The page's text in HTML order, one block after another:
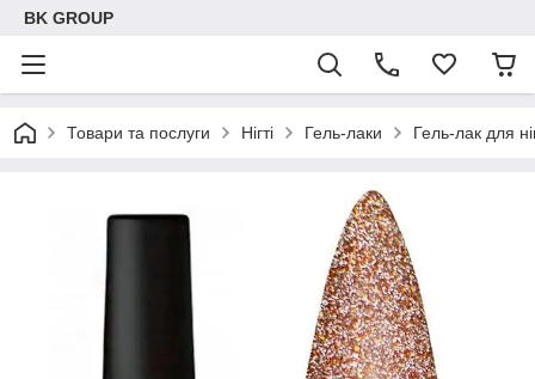
BK GROUP
Товари та послуги Нігті Гель-лаки Гель-лак для